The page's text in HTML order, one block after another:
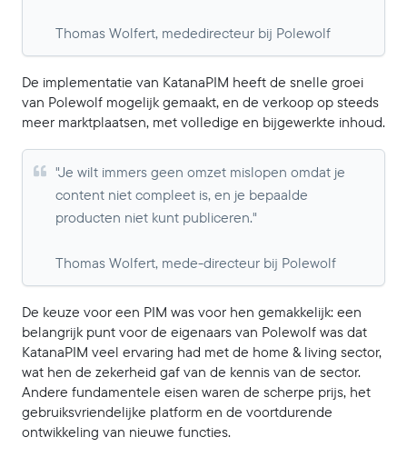
Thomas Wolfert, mededirecteur bij Polewolf
De implementatie van KatanaPIM heeft de snelle groei
van Polewolf mogelijk gemaakt, en de verkoop op steeds
meer marktplaatsen, met volledige en bijgewerkte inhoud.
"Je wilt immers geen omzet mislopen omdat je
content niet compleet is, en je bepaalde
producten niet kunt publiceren."
Thomas Wolfert, mede-directeur bij Polewolf
De keuze voor een PIM was voor hen gemakkelijk: een
belangrijk punt voor de eigenaars van Polewolf was dat
KatanaPIM veel ervaring had met de home & living sector,
wat hen de zekerheid gaf van de kennis van de sector.
Andere fundamentele eisen waren de scherpe prijs, het
gebruiksvriendelijke platform en de voortdurende
ontwikkeling van nieuwe functies.